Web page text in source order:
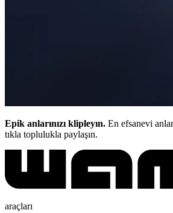
Epik anlarınızı klipleyın. En efsanevi
tıkla toplulukla paylaşın.
araçları